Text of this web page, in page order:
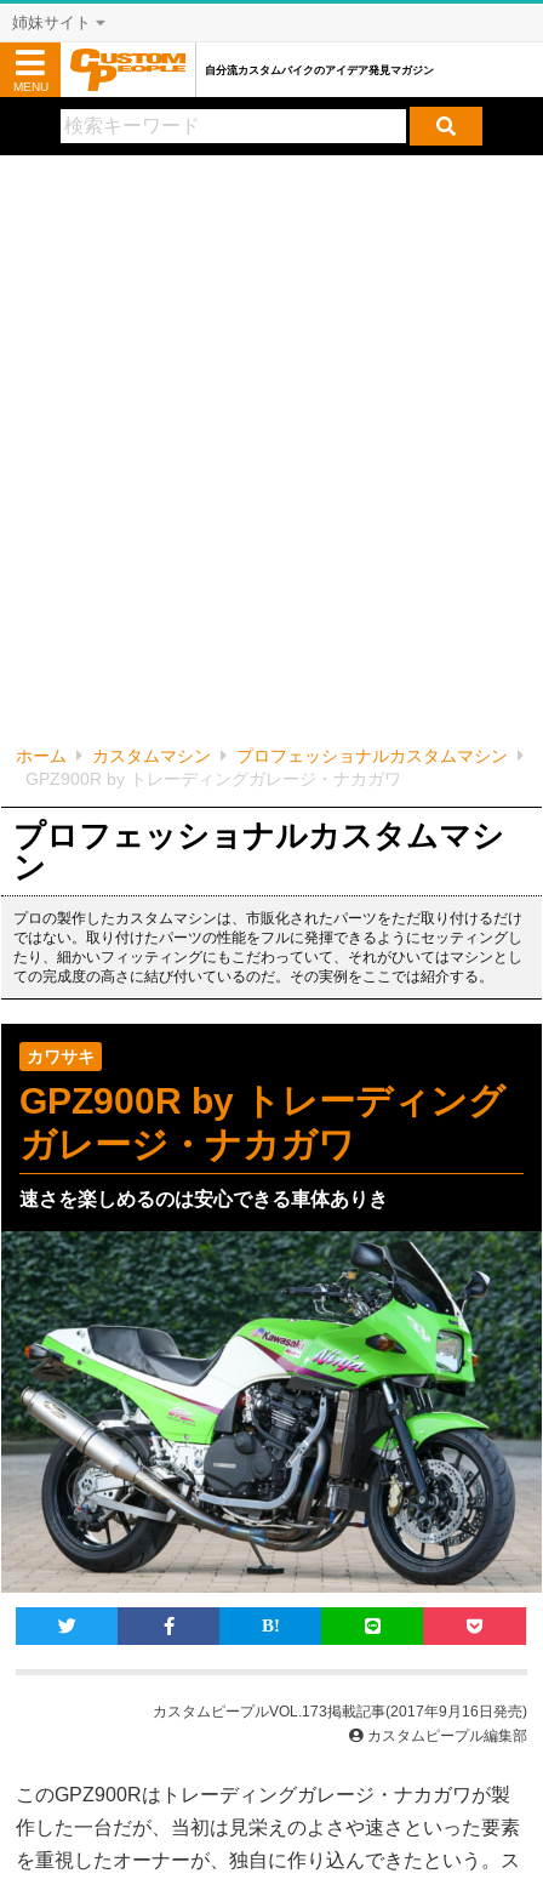
ホーム カスタムマシン
プロフェッショナルカスタムマシン
GPZ900R by トレーディングガレージ・ナカガワ
プロフェッショナルカスタムマシ
ン
プロの製作したカスタムマシンは、市販化されたパーツをただ取り付けるだけ
ではない。取り付けたパーツの性能をフルに発揮できるようにセッティングし
たり、細かいフィッティングにもこだわっていて、それがひいてはマシンとし
ての完成度の高さに結び付いているのだ。その実例をここでは紹介する。
カワサキ
GPZ900R by トレーディング
ガレージ・ナカガワ
速さを楽しめるのは安心できる車体ありき
カスタムピープルVOL.173掲載記事(2017年9月16日発売)
カスタムピープル編集部
このGPZ900Rはトレーディングガレージ・ナカガワが製
作した一台だが、当初は見栄えのよさや速さといった要素
を重視したオーナーが、独自に作り込んできたという。ス
姉妹サイト
MENU
自分流カスタムバイクのアイデア発見マガジン